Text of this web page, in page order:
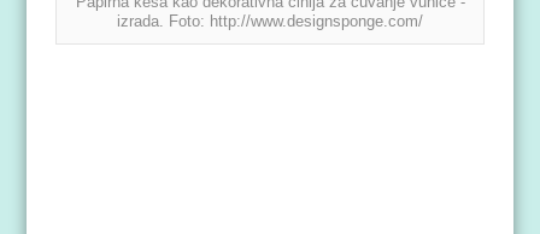
izrada. Foto: http://www.designsponge.com/